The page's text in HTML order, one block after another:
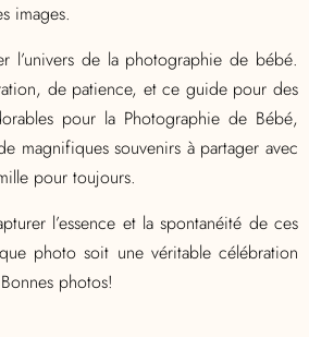
images.
l’univers de la photographie de bébé.
de patience, et ce guide pour des
pour la Photographie de Bébé,
magnifiques souvenirs à partager avec
pour toujours.
l’essence et la spontanéité de ces
photo soit une véritable célébration
photos!